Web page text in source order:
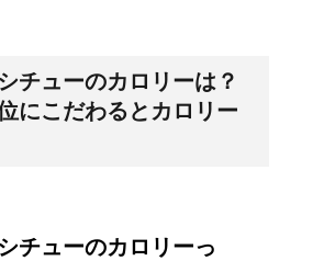
チューのカロリーは？
にこだわるとカロリー
チューのカロリーっ